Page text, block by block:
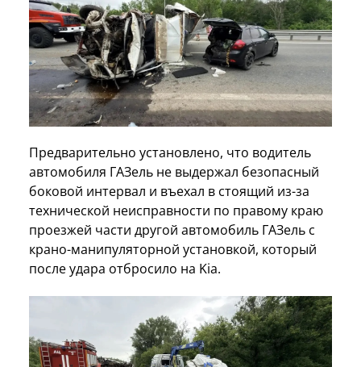
Предварительно установлено, что водитель
автомобиля ГАЗель не выдержал безопасный
боковой интервал и въехал в стоящий из-за
технической неисправности по правому краю
проезжей части другой автомобиль ГАЗель с
крано-манипуляторной установкой, который
после удара отбросило на Kia.